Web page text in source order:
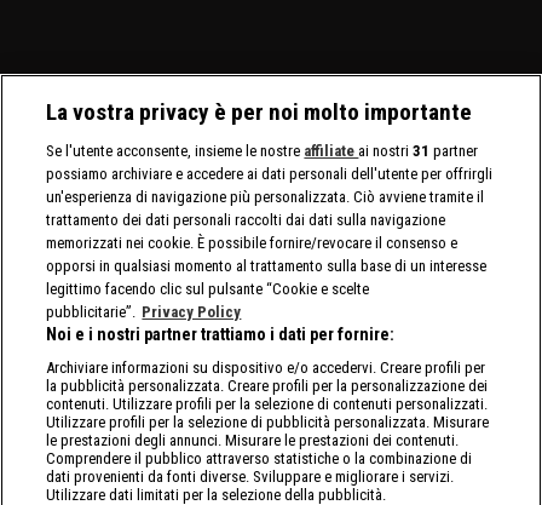
La vostra privacy è per noi molto importante
Se l'utente acconsente, insieme le nostre affiliate ai nostri31 partner
possiamo archiviare e accedere ai dati personali dell'utente per offrirgli
un'esperienza di navigazione più personalizzata. Ciò avviene tramite il
trattamento dei dati personali raccolti dai dati sulla navigazione
memorizzati nei cookie. È possibile fornire/revocare il consenso e
opporsi in qualsiasi momento al trattamento sulla base di un interesse
legittimo facendo clic sul pulsante “Cookie e scelte
pubblicitarie”. Privacy Policy
Noi e i nostri partner trattiamo i dati per fornire:
Archiviare informazioni su dispositivo e/o accedervi. Creare profili per
la pubblicità personalizzata. Creare profili per la personalizzazione dei
contenuti. Utilizzare profili per la selezione di contenuti personalizzati.
Utilizzare profili per la selezione di pubblicità personalizzata. Misurare
le prestazioni degli annunci. Misurare le prestazioni dei contenuti.
Comprendere il pubblico attraverso statistiche o la combinazione di
dati provenienti da fonti diverse. Sviluppare e migliorare i servizi.
Utilizzare dati limitati per la selezione della pubblicità.